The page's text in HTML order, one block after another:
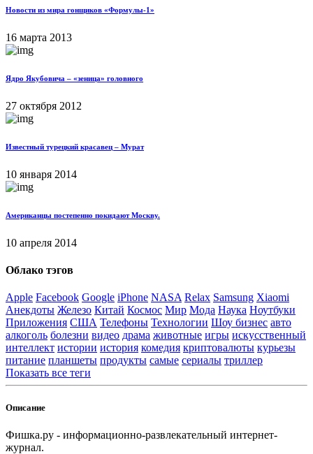
Новости из мира гонщиков «Формулы-1»
16 марта 2013
Ядро Якубовича – «зеница» головного
27 октября 2012
Известный турецкий красавец – Мурат
10 января 2014
Американцы постепенно покидают Москву.
10 апреля 2014
Облако тэгов
Apple Facebook Google iPhone NASA Relax Samsung Xiaomi
Анекдоты Железо Китай Космос Мир Мода Наука Ноутбуки
Приложения США Телефоны Технологии Шоу бизнес авто
алкоголь болезни видео драма животные игры искусственный
интеллект истории история комедия криптовалюты курьезы
питание планшеты продукты самые сериалы триллер
Показать все теги
Описание
Фишка.ру - информационно-развлекательный интернет-
журнал.